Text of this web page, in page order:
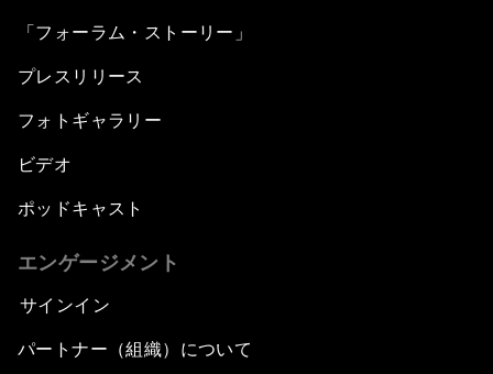
「フォーラム・ストーリー」
プレスリリース
フォトギャラリー
ビデオ
ポッドキャスト
エンゲージメント
サインイン
パートナー（組織）について